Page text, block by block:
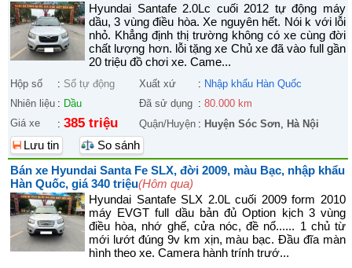
Hyundai Santafe 2.0Lc cuối 2012 tự động máy
dầu, 3 vùng điều hòa. Xe nguyên hết. Nói k với lỗi
nhỏ. Khẳng định thị trường không có xe cùng đời
chất lượng hơn. lỗi tặng xe Chủ xe đã vào full gần
20 triệu đồ chơi xe. Came...
Hộp số : Số tự động Xuất xứ : Nhập khẩu Hàn Quốc
Nhiên liệu : Dầu Đã sử dụng : 80.000 km
Giá xe
: 385 triệu Quận/Huyện : Huyện Sóc Sơn, Hà Nội
Lưu tin
So sánh
Bán xe Hyundai Santa Fe SLX, đời 2009, màu Bạc, nhập khẩu
Hàn Quốc, giá 340 triệu(Hôm qua)
Hyundai Santafe SLX 2.0L cuối 2009 form 2010
máy EVGT full dầu bản đủ Option kịch 3 vùng
điều hòa, nhớ ghế, cửa nóc, đề nổ...... 1 chủ từ
mới lướt đúng 9v km xịn, màu bạc. Đầu đĩa màn
hình theo xe. Camera hành trính trướ...